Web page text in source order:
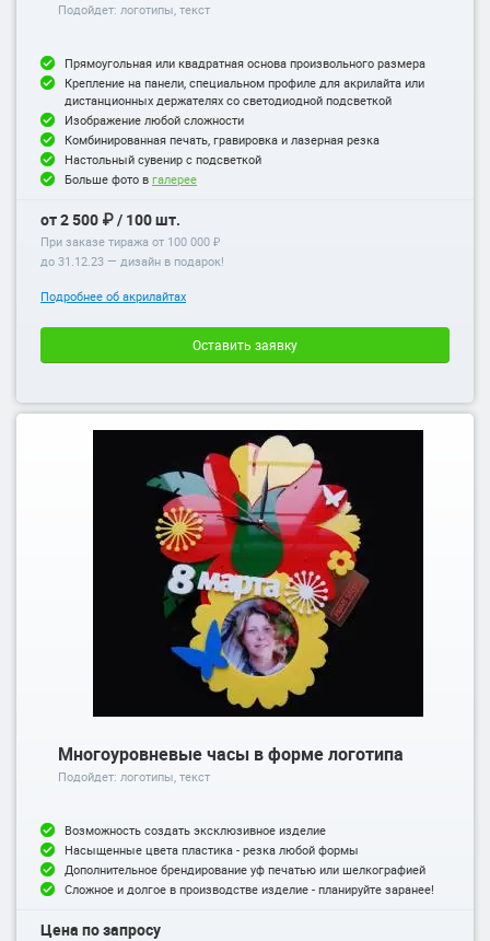
Подойдет: логотипы, текст
Прямоугольная или квадратная основа произвольного размера
Крепление на панели, специальном профиле для акрилайта или
дистанционных держателях со светодиодной подсветкой
Изображение любой сложности
Комбинированная печать, гравировка и лазерная резка
Настольный сувенир с подсветкой
Больше фото в галерее
от 2 500 ₽ / 100 шт.
При заказе тиража от 100 000 ₽
до 31.12.23 — дизайн в подарок!
Подробнее об акрилайтах
Оставить заявку
Многоуровневые часы в форме логотипа
Подойдет: логотипы, текст
Возможность создать эксклюзивное изделие
Насыщенные цвета пластика - резка любой формы
Дополнительное брендирование уф печатью или шелкографией
Сложное и долгое в производстве изделие - планируйте заранее!
Цена по запросу